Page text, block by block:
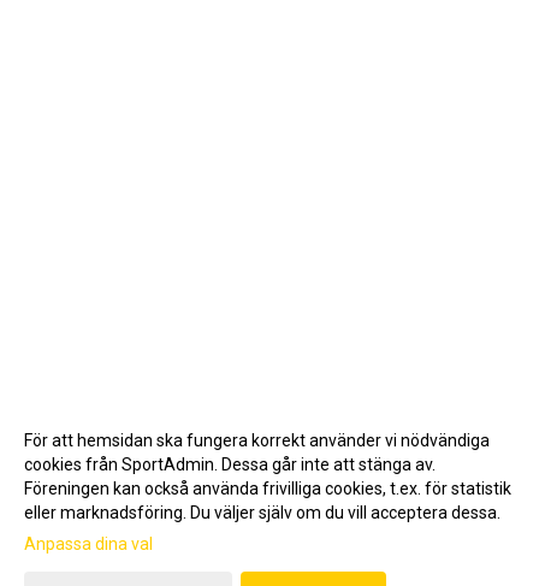
Gå till Webbversion
För att hemsidan ska fungera korrekt använder vi nödvändiga
cookies från SportAdmin. Dessa går inte att stänga av.
Föreningen kan också använda frivilliga cookies, t.ex. för statistik
eller marknadsföring. Du väljer själv om du vill acceptera dessa.
Anpassa dina val